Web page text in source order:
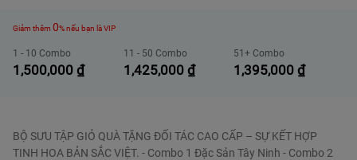
Giảm thêm 0% nếu bạn là VIP
1,500,000 ₫
1 - 10 Combo
1,425,000 ₫
11 - 50 Combo
1,395,000₫
51+ Combo
BỘ SƯU TẬP GIỎ QUÀ TẶNG ĐỐI TÁC CAO CẤP – SỰ KẾT HỢP
TINH HOA BẢN SẮC VIỆT. - Combo 1 Đặc Sản Tây Ninh - Combo 2